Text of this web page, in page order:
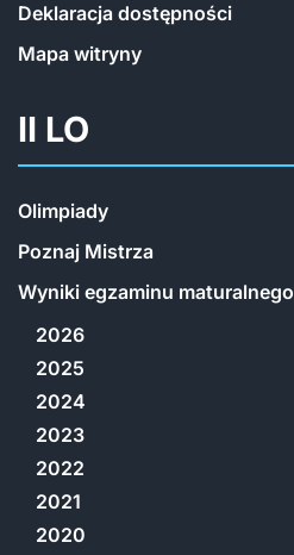
Deklaracja dostępności
Mapa witryny
II LO
Olimpiady
Poznaj Mistrza
Wyniki egzaminu maturalnego
2026
2025
2024
2023
2022
2021
2020